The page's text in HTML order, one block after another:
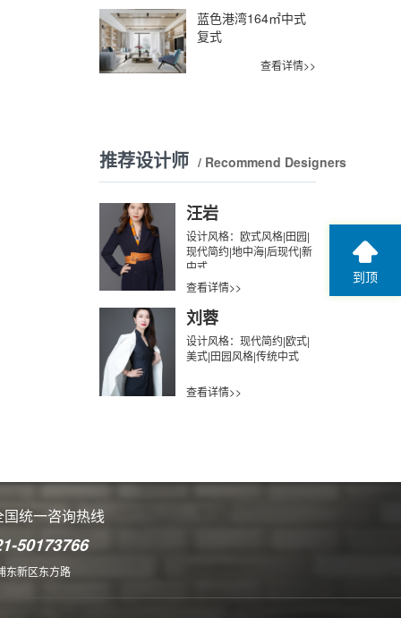
蓝色港湾164㎡中式
复式
查看详情>>
推荐设计师 / Recommend Designers
汪岩
设计风格：欧式风格|田园|
现代简约|地中海|后现代|新
中式
查看详情>>
刘蓉
设计风格：现代简约|欧式|
美式|田园风格|传统中式
查看详情>>
国统一咨询热线
50173766
东新区东方路
到顶